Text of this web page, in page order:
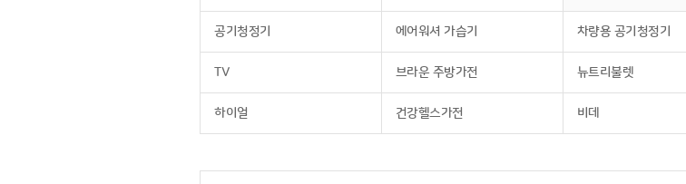
공기청정기 에어워셔 가습기 차량용 공기청정기
TV 브라운 주방가전 뉴트리불렛
하이얼 건강헬스가전 비데